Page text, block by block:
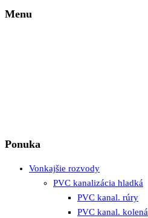
Menu
Ponuka
Vonkajšie rozvody
PVC kanalizácia hladká
PVC kanal. rúry
PVC kanal. kolená